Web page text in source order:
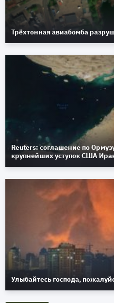
Трёхтонная авиабомба
Reuters: соглашение по
крупнейших уступок США
Улыбайтесь господа,